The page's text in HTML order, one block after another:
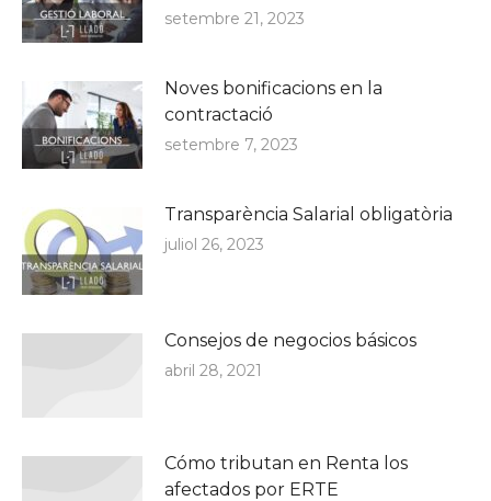
setembre 21, 2023
Noves bonificacions en la
contractació
setembre 7, 2023
Transparència Salarial obligatòria
juliol 26, 2023
Consejos de negocios básicos
abril 28, 2021
Cómo tributan en Renta los
afectados por ERTE